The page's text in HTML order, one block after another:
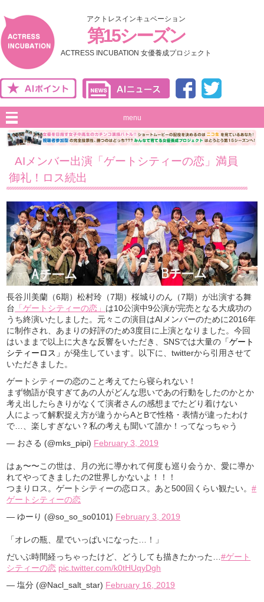
アクトレスインキュベーション
第15シーズン
ACTRESS INCUBATION 女優養成プロジェクト
menu
AIメンバー出演「ゲートシティーの恋」満員
御礼！ロス続出
長谷川美蘭（6期）松村玲（7期）桜城りのん（7期）が出演する舞
台 「ゲートシティーの恋」 は10公演中9公演が完売となる大成功の
うち終演いたしました。元々この演目はAIメンバーのために2016年
に制作され、あまりの好評のため3度目に上演となりました。今回
はいままで以上に大きな反響をいただき、SNSでは大量の 「ゲート
シティーロス」が発生しています。以下に、twitterから引用させて
いただきました。
ゲートシティーの恋のこと考えてたら寝られない！
まず物語が良すぎてあの人がどんな思いであの行動をしたのかとか
考え出したらきりがなくて演者さんの感想までたどり着けない
人によって解釈捉え方が違うからAとBで性格・表情が違ったわけ
で…、楽しすぎない？私の考えも聞いて誰か！ってなっちゃう
— おさる (@mks_pipi) February 3, 2019
はぁ〜〜この世は、月の光に導かれて何度も巡り会うか、愛に導か
れてやってきましたの2世界しかないよ！！！
つまりロス。ゲートシティーの恋ロス。あと500回くらい観たい。#
ゲートシティーの恋
— ゆーり (@so_so_so0101) February 3, 2019
「オレの瓶、星でいっぱいになった…！」
だいぶ時間経っちゃったけど、どうしても描きたかった…#ゲート
シティーの恋 pic.twitter.com/k0tHUqyDgh
— 塩分 (@Nacl_salt_star) February 16, 2019